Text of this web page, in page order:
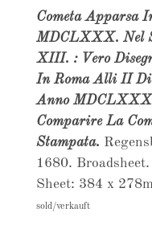
Cometa Apparsa
MDCLXXX. Nel
XIII. : Vero
In Roma Alli II Di
Anno
Comparire La
Stampata.
1680.
Sheet: 384 x
sold/verkauft